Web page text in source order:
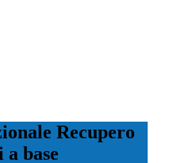
Recupero
base